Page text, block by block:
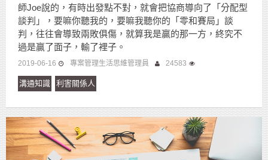
師Joe說的，有時出發點不對，就會把協商導向了「分配型
談判」，要嘛你聽我的，要嘛我聽你的「零和賽局」談
判，往往會導致兩敗俱傷，就算我是贏的那一方，終究不
過是贏了面子，輸了裡子。
2019-06-16 專案管理生活思維管理員 24583
溝通知識 利害關係人